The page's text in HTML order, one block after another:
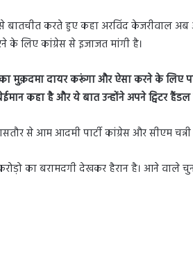
से बातचीत करते हुए कहा अरविंद केजरीवाल
के लिए कांग्रेस से इजाजत मांगी है।
मुक़दमा दायर करूंगा और ऐसा करने के लिए
कहा है और ये बात उन्होंने अपने ट्विटर हैंडल
से आम आदमी पार्टी कांग्रेस और सीएम
का बरामदगी देखकर हैरान है। आने वाले